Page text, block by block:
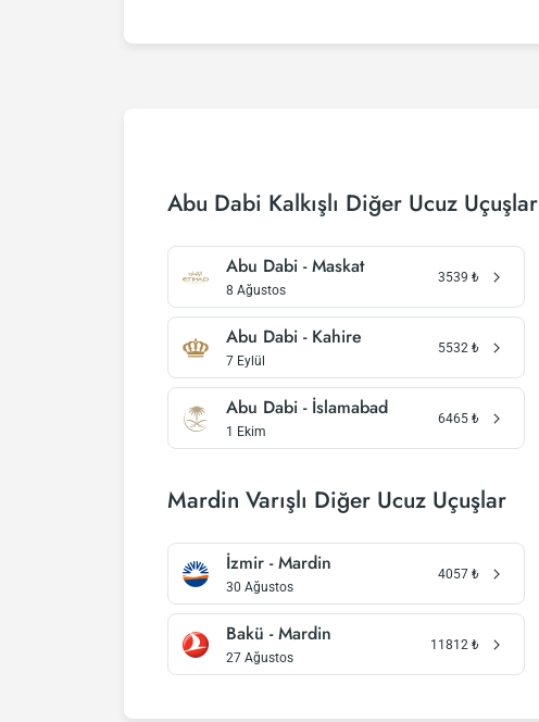
Abu Dabi Kalkışlı Diğer Ucuz Uçuşlar
Abu Dabi - Maskat
8 Ağustos
3539 ₺
Abu Dabi - Kahire
7 Eylül
5532 ₺
Abu Dabi - İslamabad
1 Ekim
6465 ₺
Mardin Varışlı Diğer Ucuz Uçuşlar
İzmir - Mardin
30 Ağustos
4057 ₺
Bakü - Mardin
27 Ağustos
11812 ₺